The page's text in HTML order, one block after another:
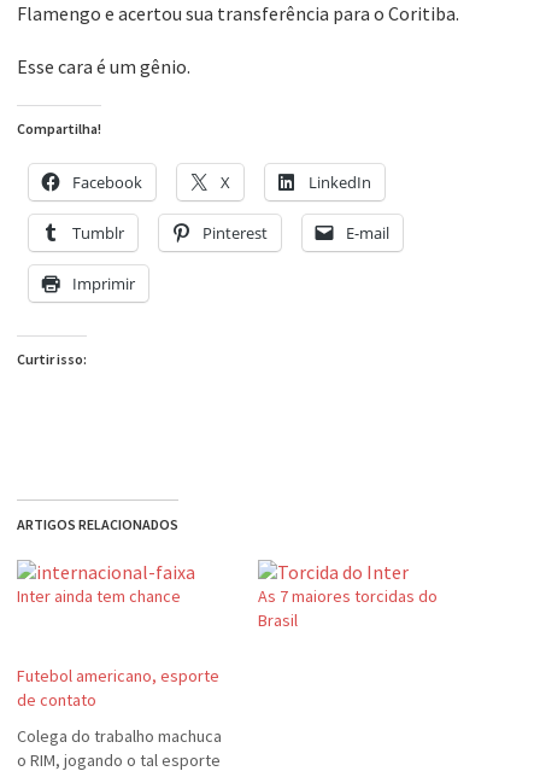
Flamengo e acertou sua transferência para o Coritiba.
Esse cara é um gênio.
Compartilha!
Facebook X LinkedIn
Tumblr Pinterest E-mail
Imprimir
Curtir isso:
ARTIGOS RELACIONADOS
Inter ainda tem chance
As 7 maiores torcidas do
Brasil
Futebol americano, esporte
de contato
Colega do trabalho machuca
o RIM, jogando o tal esporte